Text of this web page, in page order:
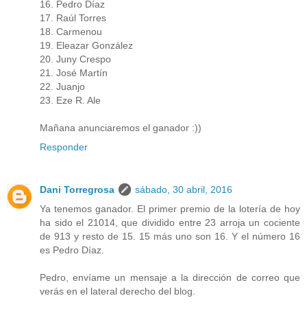
16. Pedro Díaz
17. Raúl Torres
18. Carmenou
19. Eleazar González
20. Juny Crespo
21. José Martín
22. Juanjo
23. Eze R. Ale
Mañana anunciaremos el ganador :))
Responder
Dani Torregrosa
sábado, 30 abril, 2016
Ya tenemos ganador. El primer premio de la lotería de hoy
ha sido el 21014, que dividido entre 23 arroja un cociente
de 913 y resto de 15. 15 más uno son 16. Y el número 16
es Pedro Díaz.
Pedro, envíame un mensaje a la dirección de correo que
verás en el lateral derecho del blog.